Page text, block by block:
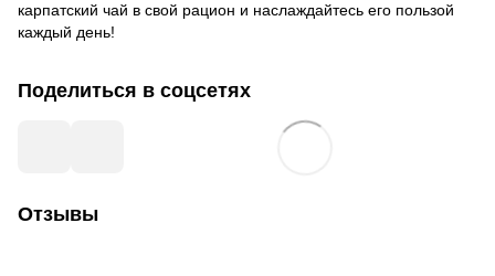
карпатский чай в свой рацион и наслаждайтесь его пользой
каждый день!
Поделиться в соцсетях
Отзывы